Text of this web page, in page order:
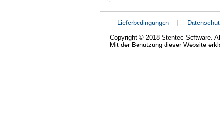
Lieferbedingungen
Copyright © 2018 Stentec Software.
Mit der Benutzung dieser Website